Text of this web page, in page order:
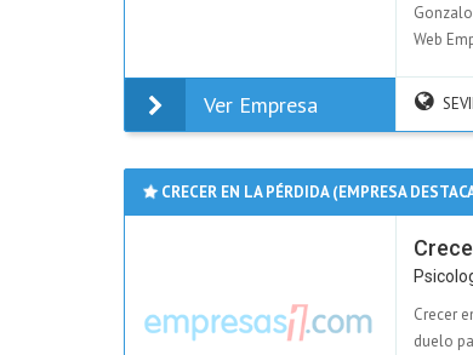
Ver Empresa
Web
CRECER EN LA PÉRDIDA (EMPRESA
Crecer
duelo